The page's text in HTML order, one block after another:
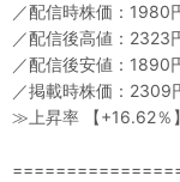
／配信時株価：1980
／配信後高値：2323
／配信後安値：1890
／掲載時株価：2309
≫上昇率 【+16.62％】